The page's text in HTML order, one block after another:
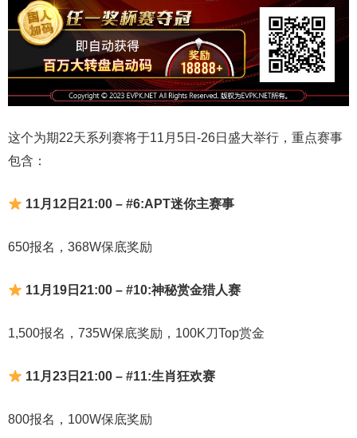
这个为期22天系列赛将于11月5日-26日盛大举行，重点赛事
包含：
11月12日21:00 – #6:APT迷你主赛事
650报名，368W保底奖励
11月19日21:00 – #10:神秘赏金猎人赛
1,500报名，735W保底奖励，100K刀Top赏金
11月23日21:00 – #11:生肖狂欢赛
800报名，100W保底奖励